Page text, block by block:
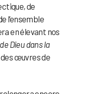
de
l’ensemble
en élevant nos
Dieu dans la
œuvres de